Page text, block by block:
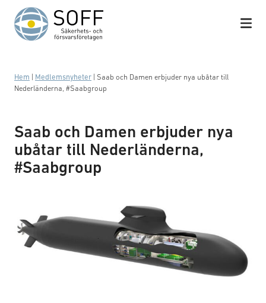
Hoppa till innehåll
Hem Medlemsnyheter
Saab och Damen erbjuder nya ubåtar till
Nederländerna, #Saabgroup
Saab och Damen erbjuder nya
ubåtar till Nederländerna,
#Saabgroup